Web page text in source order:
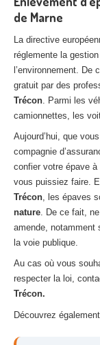
de Marne
La directive
réglemente la
l’environnement.
gratuit par des
Trécon. Parmi les
camionnettes, les
Aujourd’hui, que
compagnie
confier votre épave à
vous puissiez faire.
Trécon, les épaves
nature. De ce fait,
amende, notamment
la voie publique.
Au cas où vous
respecter la loi,
Trécon.
Découvrez